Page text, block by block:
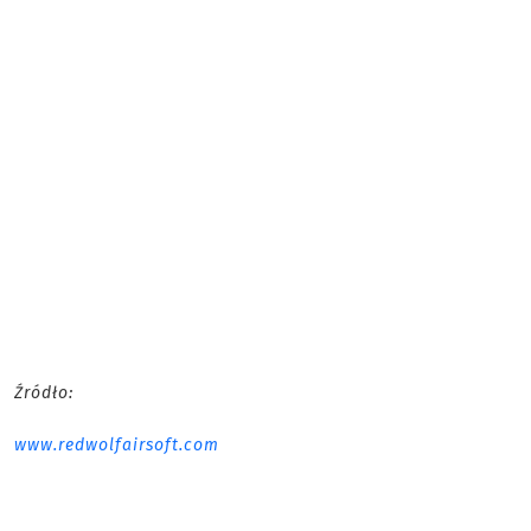
Źródło:
www.redwolfairsoft.com